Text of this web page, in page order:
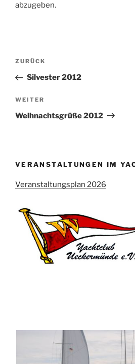
abzugeben.
Beitragsnavigation
Vorheriger
Beitrag
ZURÜCK
Silvester 2012
Nächster
Beitrag
WEITER
Weihnachtsgrüße 2012
VERANSTALTUNGEN IM
Veranstaltungsplan 2026